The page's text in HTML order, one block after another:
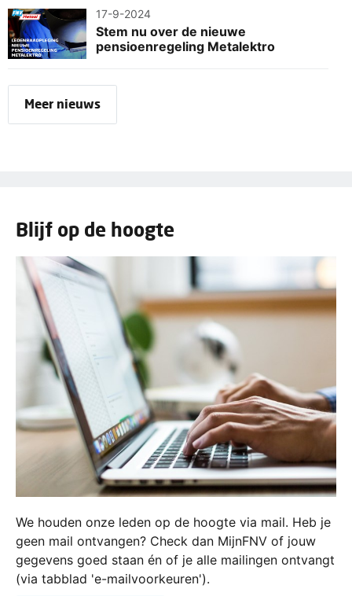
17-9-2024
Stem nu over de nieuwe
pensioenregeling Metalektro
Meer nieuws
Blijf op de hoogte
We houden onze leden op de hoogte via mail. Heb je
geen mail ontvangen? Check dan MijnFNV of jouw
gegevens goed staan én of je alle mailingen ontvangt
(via tabblad 'e-mailvoorkeuren').